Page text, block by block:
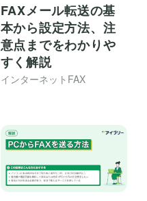
FAXメール転送の基
本から設定方法、注
意点までをわかりや
すく解説
インターネットFAX